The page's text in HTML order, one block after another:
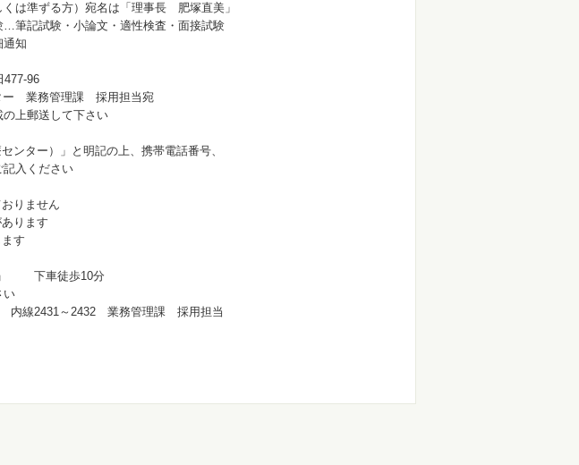
ずる方）宛名は「理事長 肥塚直美」
記試験・小論文・適性検査・面接試験
知
96
ター 業務管理課 採用担当宛
の上郵送して下さい
ンター）」と明記の上、携帯電話番号、
記入ください
りません
ります
す
」 下車徒歩10分
さい
内線2431～2432 業務管理課 採用担当